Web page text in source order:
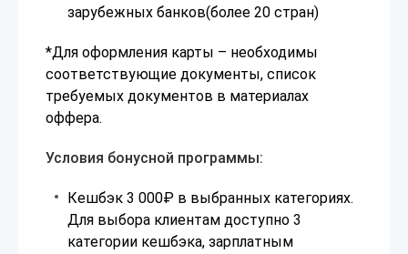
зарубежных банков(более 20 стран)
*Для оформления карты – необходимы
соответствующие документы, список
требуемых документов в материалах
оффера.
Условия бонусной программы:
Кешбэк 3 000₽ в выбранных категориях.
Для выбора клиентам доступно 3
категории кешбэка, зарплатным